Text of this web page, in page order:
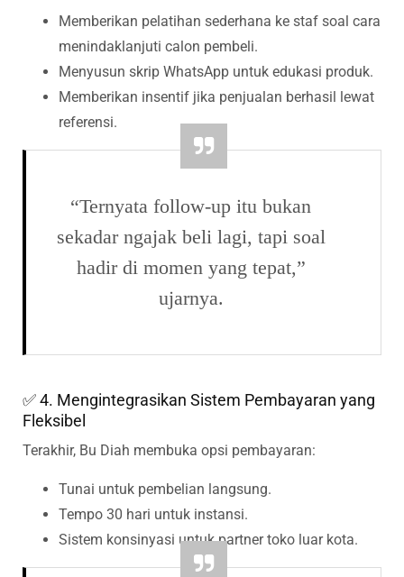
Memberikan pelatihan sederhana ke staf soal cara
menindaklanjuti calon pembeli.
Menyusun skrip WhatsApp untuk edukasi produk.
Memberikan insentif jika penjualan berhasil lewat
referensi.
“Ternyata follow-up itu bukan
sekadar ngajak beli lagi, tapi soal
hadir di momen yang tepat,”
ujarnya.
✅ 4. Mengintegrasikan Sistem Pembayaran yang
Fleksibel
Terakhir, Bu Diah membuka opsi pembayaran:
Tunai untuk pembelian langsung.
Tempo 30 hari untuk instansi.
Sistem konsinyasi untuk partner toko luar kota.